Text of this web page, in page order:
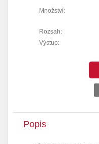
Množství:
Rozsah:
Výstup:
Popis